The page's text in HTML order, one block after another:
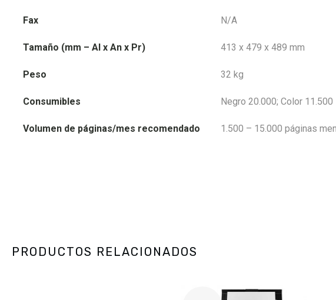
Fax N/A
Tamaño (mm – Al x An x Pr) 413 x 479 x 489 mm
Peso 32 kg
Consumibles Negro 20.000; Color 11.500
Volumen de páginas/mes recomendado 1.500 – 15.000 páginas
PRODUCTOS RELACIONADOS